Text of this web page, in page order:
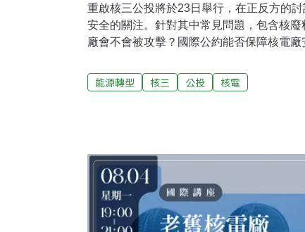
重啟核三公投將於23日舉行，在正反方的
安全的關注。針對其中常見問題，包含核
廠會不會被攻擊？國際公約能否保障核電
放射性物質與高溫，成為高放射性核廢料。
存」數年，再移入密封的「乾式貯存」設施
選址法規都沒有，後續還需要經過科學調
序，以此現況看來，這個時間目標不可能
核廢處置辦公室的首要任務，就是在年底
能源轉型 核三 公投 核電